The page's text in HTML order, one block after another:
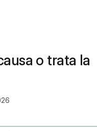
o trata la